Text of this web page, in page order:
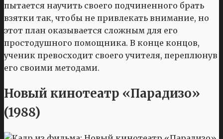
пытается научить своего подчиненного брать
взятки так, чтобы не привлекать внимание, но
этот план оказывается сложным для его
простодушного помощника. В конце концов,
ученик превосходит своего учителя, переплюнув
его своими методами.
Новый кинотеатр «Парадизо»
(1988)